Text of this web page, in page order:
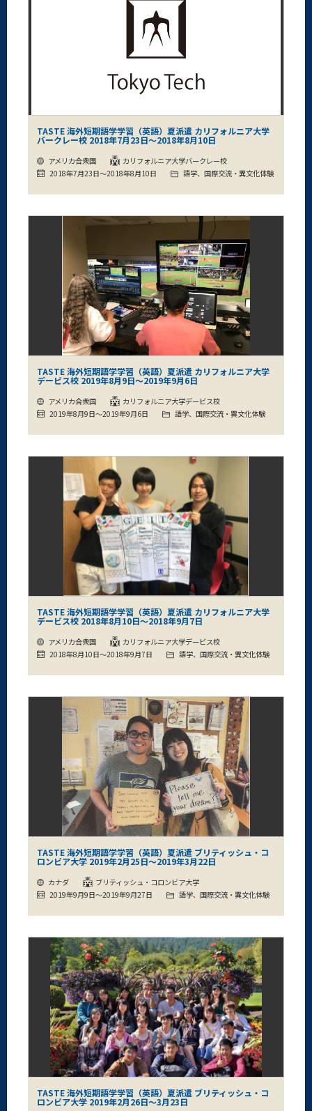
TASTE 海外短期語学学習（英語）夏派遣 カリフォルニア大学
バークレー校 2018年7月23日～2018年8月10日
アメリカ合衆国
カリフォルニア大学バークレー校
2018年7月23日～2018年8月10日
語学、国際交流・異文化体験
TASTE 海外短期語学学習（英語）夏派遣 カリフォルニア大学
デービス校 2019年8月9日～2019年9月6日
アメリカ合衆国
カリフォルニア大学デービス校
2019年8月9日～2019年9月6日
語学、国際交流・異文化体験
TASTE 海外短期語学学習（英語）夏派遣 カリフォルニア大学
デービス校 2018年8月10日～2018年9月7日
アメリカ合衆国
カリフォルニア大学デービス校
2018年8月10日～2018年9月7日
語学、国際交流・異文化体験
TASTE 海外短期語学学習（英語）夏派遣 ブリティッシュ・コ
ロンビア大学 2019年2月25日～2019年3月22日
カナダ
ブリティッシュ・コロンビア大学
2019年9月9日～2019年9月27日
語学、国際交流・異文化体験
TASTE 海外短期語学学習（英語）夏派遣 ブリティッシュ・コ
ロンビア大学 2019年2月26日～3月23日